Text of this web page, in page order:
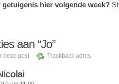
getuigenis hier volgende week?
aan “Jo”
deze post Trackback adres